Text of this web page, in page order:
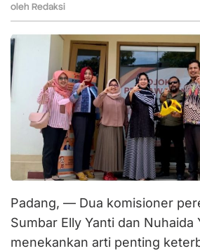
oleh Redaksi
Padang, — Dua komisioner
Sumbar Elly Yanti dan Nuhaida
menekankan arti penting